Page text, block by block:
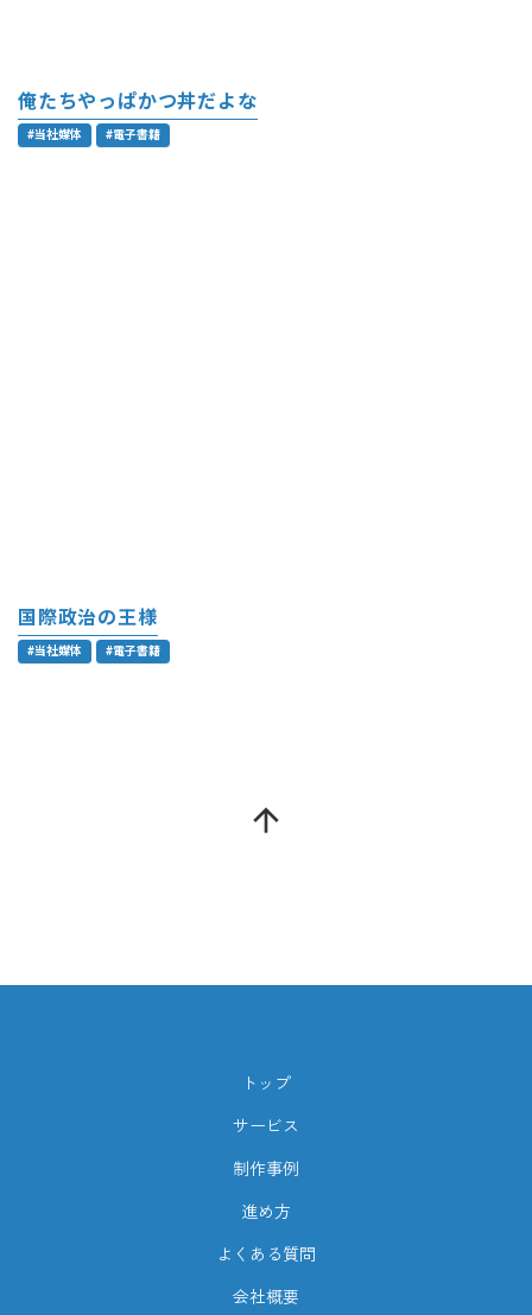
俺たちやっぱかつ丼だよな
#当社媒体 #電子書籍
国際政治の王様
#当社媒体 #電子書籍
arrow_upward
トップ
サービス
制作事例
進め方
よくある質問
会社概要